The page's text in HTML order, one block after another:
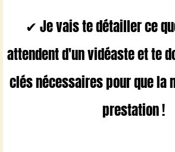
✔ Je vais te détailler ce
attendent d'un vidéaste et te
clés nécessaires pour que la
prestation !